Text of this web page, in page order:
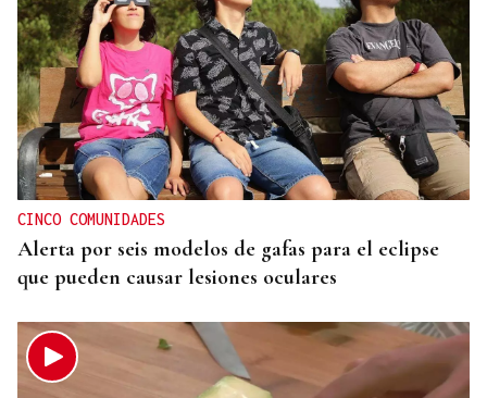
725 PLAZAS EN GALICIA
Récord histórico de plazas de Formación Sanitaria
Especializada en 2027: fechas y claves de la
convocatoria
CINCO COMUNIDADES
Alerta por seis modelos de gafas para el eclipse
que pueden causar lesiones oculares